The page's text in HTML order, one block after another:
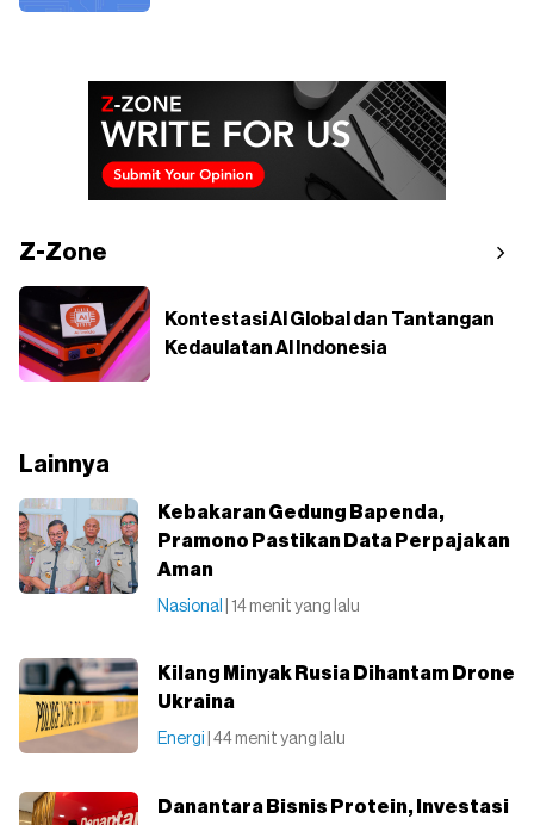
Z-Zone
Kontestasi AI Global dan Tantangan
Kedaulatan AI Indonesia
Lainnya
Kebakaran Gedung Bapenda,
Pramono Pastikan Data Perpajakan
Aman
Nasional | 14 menit yang lalu
Kilang Minyak Rusia Dihantam Drone
Ukraina
Energi | 44 menit yang lalu
Danantara Bisnis Protein, Investasi